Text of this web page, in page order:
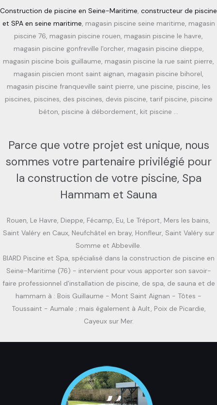
Construction de piscine en Seine-Maritime, constructeur de piscine
et SPA en seine maritime, magasin piscine seine maritime, magasin
piscine 76, magasin piscine rouen, magasin piscine le havre,
magasin piscine gonfreville l'orcher, magasin piscine dieppe,
magasin piscine bois guillaume, magasin piscine la rue saint pierre,
magasin piscien mont saint aignan, magasin piscine bihorel,
magasin piscine franqueville saint pierre, une piscine, piscine, les
piscines, piscines, des piscines, devis piscine, tarif piscine, piscine
béton, piscine à débordement, kit piscine …
Parce que votre projet est unique, nous
sommes votre partenaire privilégié pour
la construction de votre piscine, Spa
Hammam et Sauna
Rouen, Le Havre, Dieppe, Fécamp, Eu, Le Tréport, Mers les bains,
Saint Valéry en Caux, Neufchâtel en bray, Honfleur, Saint Valéry sur
Somme et Abbeville.
BIARD Piscine et Spa, spécialisé dans la construction de piscine en
Seine-Maritime (76) - intervient pour vous apporter son savoir-
faire professionnel d'installation de piscine, de spa, de sauna et de
hammam à : Bois Guillaume - Mont Saint Aignan - Tôtes -
Toussaint - Aumale ; mais également à Ault, Poix de Picardie,
Cayeux sur Mer.